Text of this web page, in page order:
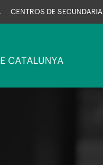
CENTROS DE SECUNDARIA